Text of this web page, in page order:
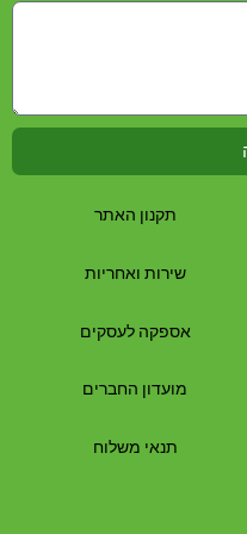
תקנון האתר
שירות ואחריות
אספקה לעסקים
מועדון החברים
תנאי משלוח